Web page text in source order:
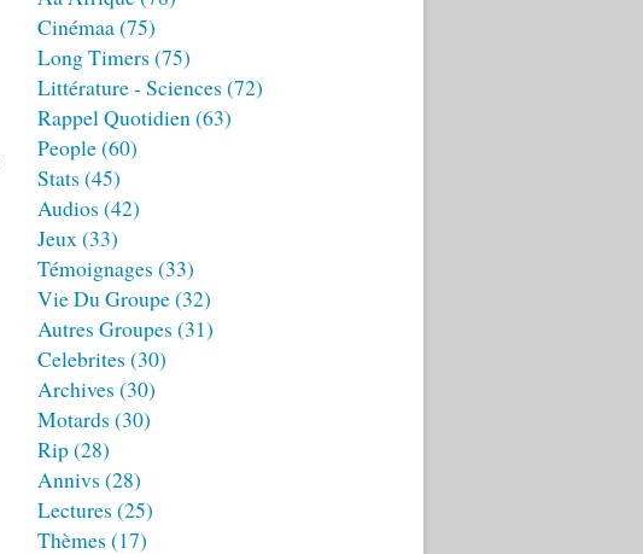
Cinémaa(75)
Long Timers (75)
Littérature - Sciences (72)
Rappel Quotidien(63)
People(60)
Stats (45)
Audios (42)
Jeux(33)
Témoignages (33)
Vie Du Groupe(32)
Autres Groupes (31)
Celebrites (30)
Archives (30)
Motards (30)
Rip(28)
Annivs (28)
Lectures (25)
Thèmes (17)